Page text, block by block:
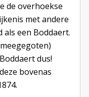
de overhoekse
met andere
als een Boddaert.
dus!
bovenas